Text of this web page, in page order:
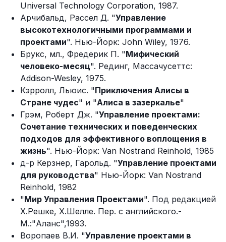
Universal Technology Corporation, 1987.
Арчибальд, Рассел Д. "Управление
высокотехнологичными программами и
проектами". Нью-Йорк: John Wiley, 1976.
Брукс, мл., Фредерик П. "Мифический
человеко-месяц". Рединг, Массачусеттс:
Addison-Wesley, 1975.
Кэрролл, Льюис. "Приключения Алисы в
Стране чудес" и "Алиса в зазеркалье"
Грэм, Роберт Дж. "Управление проектами:
Сочетание технических и поведенческих
подходов для эффективного воплощения в
жизнь". Нью-Йорк: Van Nostrand Reinhold, 1985
д-р Керзнер, Гарольд. "Управление проектами
для руководства" Нью-Йорк: Van Nostrand
Reinhold, 1982
"Мир Управления Проектами". Под редакцией
Х.Решке, Х.Шелле. Пер. с английского.-
М.:"Аланс",1993.
Воропаев В.И. "Управление проектами в